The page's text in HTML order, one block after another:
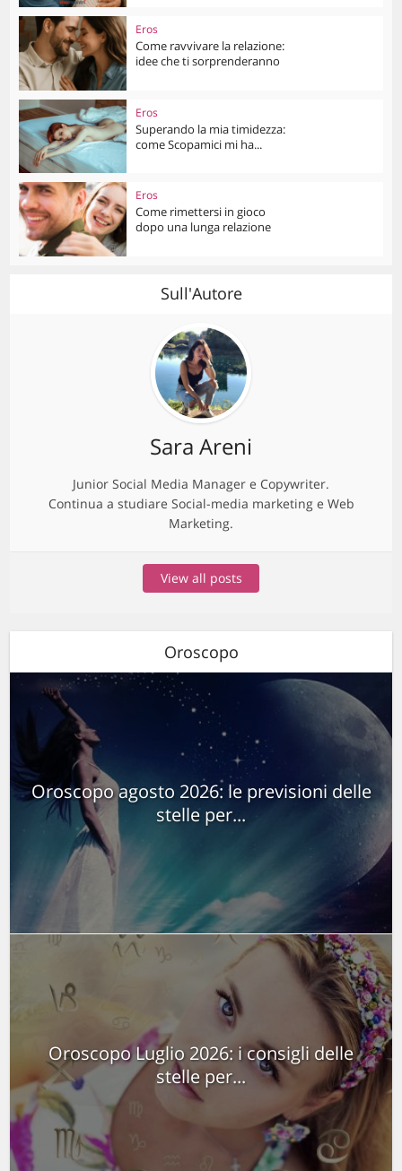
Eros
Come ravvivare la relazione:
idee che ti sorprenderanno
Eros
Superando la mia timidezza:
come Scopamici mi ha...
Eros
Come rimettersi in gioco
dopo una lunga relazione
Sull'Autore
Sara Areni
Junior Social Media Manager e Copywriter.
Continua a studiare Social-media marketing e Web
Marketing.
View all posts
Oroscopo
Oroscopo agosto 2026: le previsioni delle
stelle per...
Oroscopo Luglio 2026: i consigli delle
stelle per...